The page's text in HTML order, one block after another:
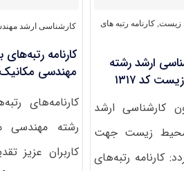
مدیریت
شهری
زیست,کارنامه رتبه های
ارشد رشته
کد ۱۳۱۷
کارشناسی ارشد
محیط زیست جهت
کارنامه رتبه‌های
کارشناسی ارشد
کارنامه
مهندسی مکانیک
کارنامه‌های
رشته مهندسی
کاربران عزیز